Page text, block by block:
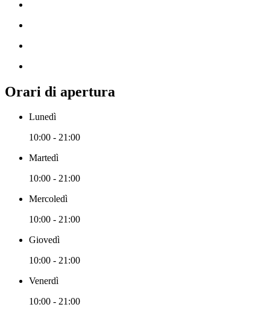
Orari di apertura
Lunedì
10:00 - 21:00
Martedì
10:00 - 21:00
Mercoledì
10:00 - 21:00
Giovedì
10:00 - 21:00
Venerdì
10:00 - 21:00